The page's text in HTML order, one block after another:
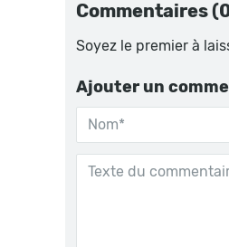
Commentaires
Soyez le premier à
Ajouter un